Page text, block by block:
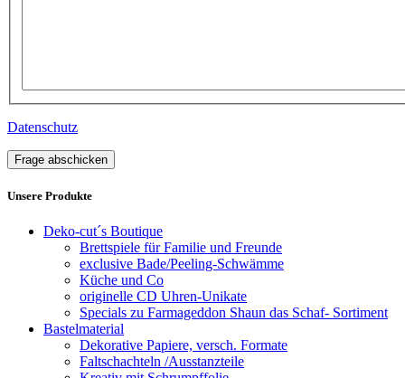
Datenschutz
Frage abschicken
Unsere Produkte
Deko-cut´s Boutique
Brettspiele für Familie und Freunde
exclusive Bade/Peeling-Schwämme
Küche und Co
originelle CD Uhren-Unikate
Specials zu Farmageddon Shaun das Schaf- Sortiment
Bastelmaterial
Dekorative Papiere, versch. Formate
Faltschachteln /Ausstanzteile